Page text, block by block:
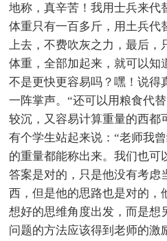
地称，真辛苦！我用士兵来代
体重只有一百多斤，用土兵代
上去，不费吹灰之力，最后
体重，全部加起来，就可以知
不是更快更容易吗？嘿！说得
一阵掌声。“还可以用粮食代
较沉，又容易计算重量的西都
有个学生站起来说：“老师我
的重量都能称出来。我们也可
答案是对的，只是他没有考虑
西，但是他的思路也是对的，
想好的思维角度出发，而是想
问题的方法应该得到老师的激